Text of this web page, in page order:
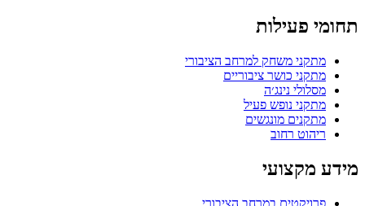
תחומי פעילות
מתקני משחק למרחב הציבורי
מתקני כושר ציבוריים
מסלולי נינג׳ה
מתקני נופש פעיל
מתקנים מונגשים
ריהוט רחוב
מידע מקצועי
פרויקטים במרחב הציבורי